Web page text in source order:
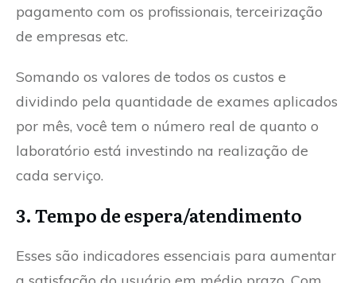
pagamento com os profissionais, terceirização
de empresas etc.
Somando os valores de todos os custos e
dividindo pela quantidade de exames aplicados
por mês, você tem o número real de quanto o
laboratório está investindo na realização de
cada serviço.
3. Tempo de espera/atendimento
Esses são indicadores essenciais para aumentar